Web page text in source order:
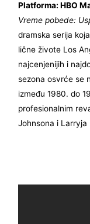
Platforma: HBO
Vreme pobede:
dramska serija
lične živote Los
najcenjenijih i
sezona osvrće se
između 1980. do
profesionalnim
Johnsona i Larryja